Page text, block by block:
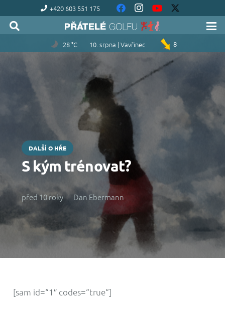
+420 603 551 175
28 °C 10. srpna | Vavřinec 8
DALŠÍ O HŘE
S kým trénovat?
před 10 roky Dan Ebermann
[sam id=“1″ codes=“true“]